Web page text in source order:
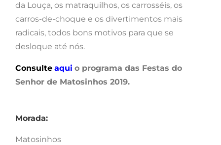
da Louça, os matraquilhos, os carrosséis, os
carros-de-choque e os divertimentos mais
radicais, todos bons motivos para que se
desloque até nós.
Consulte aqui o programa das Festas do
Senhor de Matosinhos 2019.
Morada:
Matosinhos